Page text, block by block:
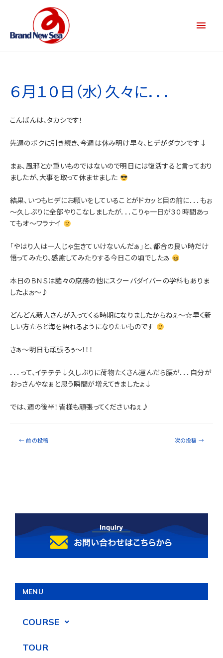
６月１０日（水）久々に．．．
こんばんは、タカシです！
先週のボクに引き続き、今週は休み明け早々、ヒデがダウンです↓
まぁ、風邪とか重いものではないので明日には復活すると言っており
ましたが、大事を取って休ませました
結果、いつもヒデにお願いをしていることがドカッと目の前に．．．もぉ
～久しぶりに全部やりこなしましたが．．．こりゃ一日が３０時間あっ
てもオ～ワラナイ
「やはり人は一人じゃ生きていけないんだぁ」と、都合の良い時だけ
悟ってみたり、感謝してみたりする今日この頃でしたぁ
本日のＢＮＳは諸々の庶務の他にスクーバダイバーの学科もありま
したよぉ～♪
どんどん新人さんが入ってくる時期になりましたからねぇ～☆早く新
しい方たちと海を語れるようになりたいものです
さぁ～明日も頑張ろぅ～！！！
．．．って、イテテテ↓久しぶりに荷物たくさん運んだら腰が．．．自分が
おっさんやなぁと思う瞬間が増えてきましたょ↓
では、週の後半！皆様も頑張ってくださいねぇ♪
← 前の投稿 次の投稿 →
MENU
COURSE
TOUR